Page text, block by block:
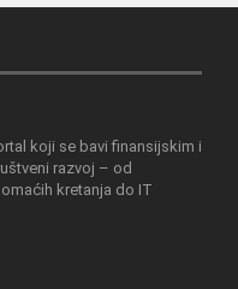
koji se bavi finansijskim i
razvoj – od
kretanja do IT